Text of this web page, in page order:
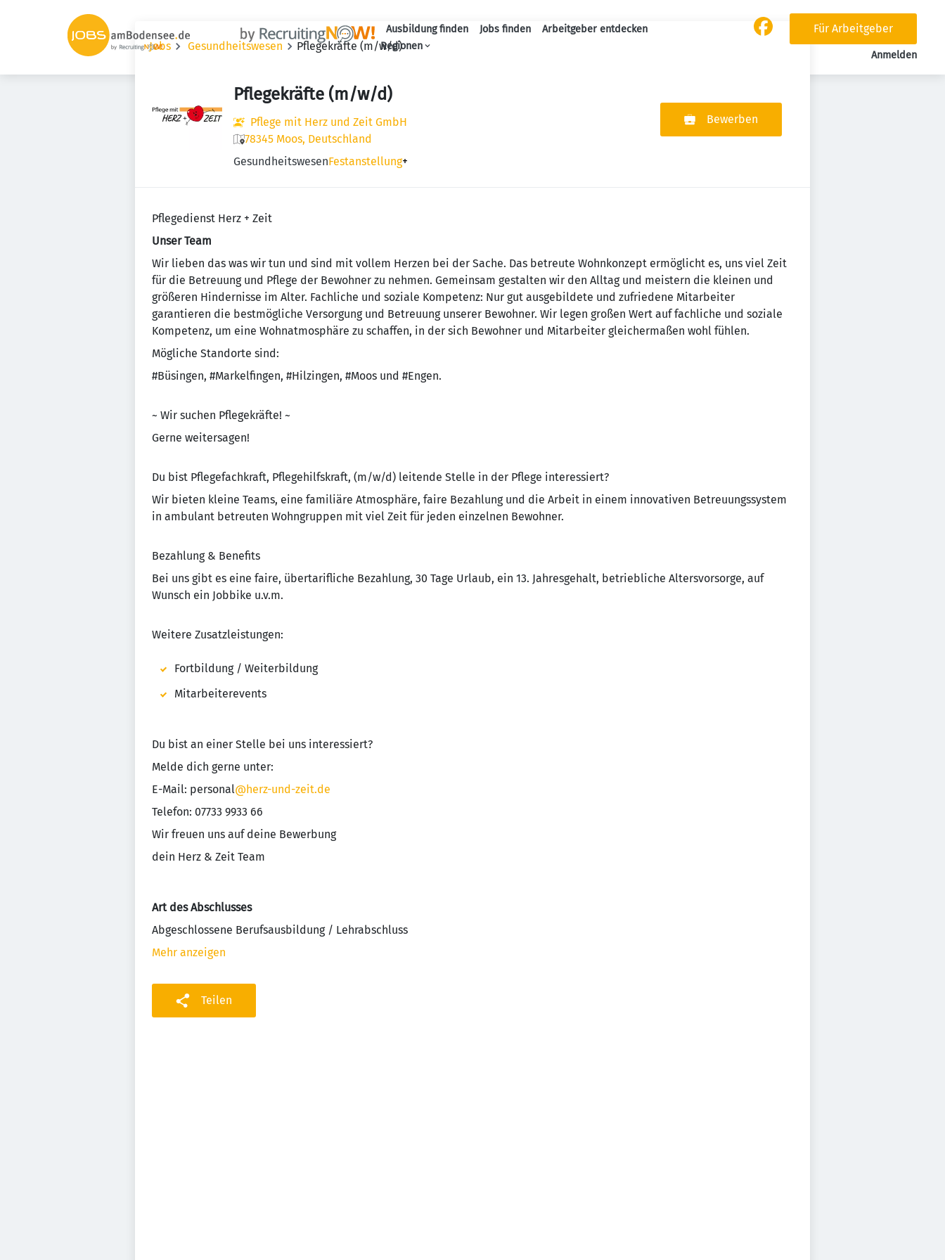
Ausbildung finden Jobs finden
Arbeitgeber entdecken
Regionen
Für Arbeitgeber
Anmelden
Jobs Gesundheitswesen Pflegekräfte (m/w/d)
Pflegekräfte (m/w/d)
Pflege mit Herz und Zeit GmbH
78345 Moos, Deutschland
GesundheitswesenFestanstellung+
Bewerben
Pflegedienst Herz + Zeit
Unser Team
Wir lieben das was wir tun und sind mit vollem Herzen bei der Sache. Das betreute Wohnkonzept ermöglicht es, uns viel Zeit
für die Betreuung und Pflege der Bewohner zu nehmen. Gemeinsam gestalten wir den Alltag und meistern die kleinen und
größeren Hindernisse im Alter. Fachliche und soziale Kompetenz: Nur gut ausgebildete und zufriedene Mitarbeiter
garantieren die bestmögliche Versorgung und Betreuung unserer Bewohner. Wir legen großen Wert auf fachliche und soziale
Kompetenz, um eine Wohnatmosphäre zu schaffen, in der sich Bewohner und Mitarbeiter gleichermaßen wohl fühlen.
Mögliche Standorte sind:
#Büsingen, #Markelfingen, #Hilzingen, #Moos und #Engen.
~ Wir suchen Pflegekräfte! ~
Gerne weitersagen!
Du bist Pflegefachkraft, Pflegehilfskraft, (m/w/d) leitende Stelle in der Pflege interessiert?
Wir bieten kleine Teams, eine familiäre Atmosphäre, faire Bezahlung und die Arbeit in einem innovativen Betreuungssystem
in ambulant betreuten Wohngruppen mit viel Zeit für jeden einzelnen Bewohner.
Bezahlung & Benefits
Bei uns gibt es eine faire, übertarifliche Bezahlung, 30 Tage Urlaub, ein 13. Jahresgehalt, betriebliche Altersvorsorge, auf
Wunsch ein Jobbike u.v.m.
Weitere Zusatzleistungen:
Fortbildung / Weiterbildung
Mitarbeiterevents
Du bist an einer Stelle bei uns interessiert?
Melde dich gerne unter:
E-Mail: personal@herz-und-zeit.de
Telefon: 07733 9933 66
Wir freuen uns auf deine Bewerbung
dein Herz & Zeit Team
Art des Abschlusses
Abgeschlossene Berufsausbildung / Lehrabschluss
Mehr anzeigen
Teilen